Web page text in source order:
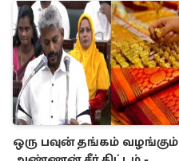
ஒரு பவுன் தங்கம் வழங்கும்